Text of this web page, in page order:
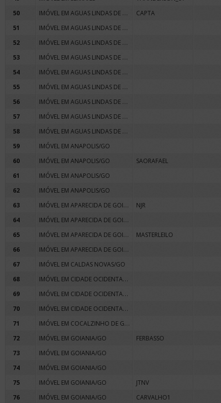
50
IMÓVEL EM AGUAS LINDAS DE GOIAS/GO
CAPTA
51
IMÓVEL EM AGUAS LINDAS DE GOIAS/GO
52 IMÓVEL EM AGUAS LINDAS DE GOIAS/GO
53 IMÓVEL EM AGUAS LINDAS DE GOIAS/GO
54 IMÓVEL EM AGUAS LINDAS DE GOIAS/GO
55 IMÓVEL EM AGUAS LINDAS DE GOIAS/GO
56 IMÓVEL EM AGUAS LINDAS DE GOIAS/GO
57 IMÓVEL EM AGUAS LINDAS DE GOIAS/GO
58 IMÓVEL EM AGUAS LINDAS DE GOIAS/GO
59
IMÓVEL EM ANAPOLIS/GO
60
IMÓVEL EM ANAPOLIS/GO
SAORAFAEL
61
IMÓVEL EM ANAPOLIS/GO
62
IMÓVEL EM ANAPOLIS/GO
63
IMÓVEL EM APARECIDA DE GOIANIA/GO
NJR
64
IMÓVEL EM APARECIDA DE GOIANIA/GO
65 IMÓVEL EM APARECIDA DE GOIANIA/GO
MASTERLEILO
66
IMÓVEL EM APARECIDA DE GOIANIA/GO
67
IMÓVEL EM CALDAS NOVAS/GO
68
IMÓVEL EM CIDADE OCIDENTAL/GO
69 IMÓVEL EM CIDADE OCIDENTAL/GO
70 IMÓVEL EM CIDADE OCIDENTAL/GO
71 IMÓVEL EM COCALZINHO DE GOIAS/GO
72 IMÓVEL EM GOIANIA/GO
FERBASSO
73
IMÓVEL EM GOIANIA/GO
74
IMÓVEL EM GOIANIA/GO
75
IMÓVEL EM GOIANIA/GO
JTNV
76
IMÓVEL EM GOIANIA/GO CARVALHO1